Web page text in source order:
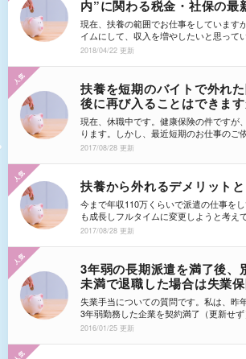
し、実際にフル出勤すると130万円を超え
てしまいます。派遣会社の担当者も扶養
いないように見受けられました。この場
示していることにならないでしょうか。
内”に関わる税金・社保の最
現在、扶養の範囲でお仕事をしています
イムにして、収入を増やしたいと思って
月20万円ほどの収入で長期で考えていま
しても、扶養から外れる事になりますよ
するとその時点で派遣会社の保険に加入
ね。 そうすると、損をすることになり
すことにはならないのでしょうか？フル
明けて1月からにしたほうがいいのでし
れて仕事をふやす方はできるだけ年始に
2018/04/22 更新
扶養を短期のバイトで外れ
後に再び入ることはできま
現在、休職中です。健康保険の件ですが
ります。しかし、最近短期のお仕事のご
た。２か月１日を超えるお仕事は、社会
のか。もし、入れても、また再就職する
なります。かなり少ない単発～２カ月未
のある長期の仕事があるまで探し続けな
仕事の案件も少なくなっている現在、ど
てしまいます。
2017/08/28 更新
扶養から外れるデメリット
今まで年収110万くらいで派遣の仕事を
も成長しフルタイムに変更しようと考え
れるデメリットがあれば教えてください。
2017/08/28 更新
3年弱の長期派遣を満了後、
未満で退職した場合は失業
失業手当についての質問です。私は、昨
3年弱勤務した企業を契約満了（更新せ
その後、間をあけず10月より別の企業で
2016/01/25 更新